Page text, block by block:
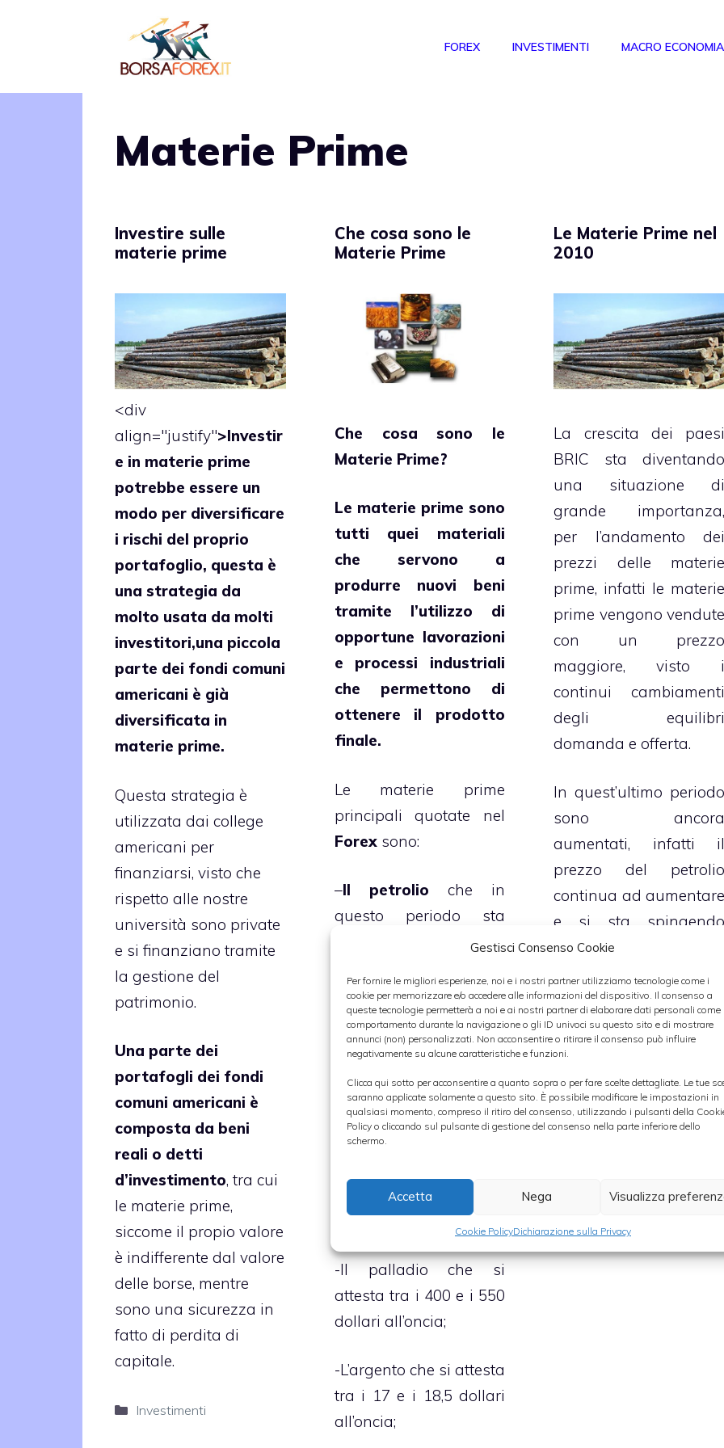
Gestisci Consenso Cookie
Per fornire le migliori esperienze, noi e i nostri partner utilizziamo tecnologie come i
cookie per memorizzare e/o accedere alle informazioni del dispositivo. Il consenso a
queste tecnologie permetterà a noi e ai nostri partner di elaborare dati personali come
comportamento durante la navigazione o gli ID univoci su questo sito e di mostrare
annunci (non) personalizzati. Non acconsentire o ritirare il consenso può influire
negativamente su alcune caratteristiche e funzioni.
Clicca qui sotto per acconsentire a quanto sopra o per fare scelte dettagliate. Le tue
saranno applicate solamente a questo sito. È possibile modificare le impostazioni in
qualsiasi momento, compreso il ritiro del consenso, utilizzando i pulsanti della
Policy o cliccando sul pulsante di gestione del consenso nella parte inferiore dello
schermo.
Accetta Nega Visualizza
Cookie PolicyDichiarazione sulla Privacy
FOREX INVESTIMENTI MACRO ECONOMIA
Materie Prime
Investire sulle
materie prime
<div
align="justify">Investir
e in materie prime
potrebbe essere un
modo per diversificare
i rischi del proprio
portafoglio, questa è
una strategia da
molto usata da molti
investitori,una piccola
parte dei fondi comuni
americani è già
diversificata in
materie prime.
Questa strategia è
utilizzata dai college
americani per
finanziarsi, visto che
rispetto alle nostre
università sono private
e si finanziano tramite
la gestione del
patrimonio.
Una parte dei
portafogli dei fondi
comuni americani è
composta da beni
reali o detti
d’investimento, tra cui
le materie prime,
siccome il propio valore
è indifferente dal valore
delle borse, mentre
sono una sicurezza in
fatto di perdita di
capitale.
Categorie
Investimenti
Che cosa sono le
Materie Prime
Che cosa sono le
Materie Prime?
Le materie primesono
tutti quei materiali
che servono a
produrre nuovi beni
tramite l’utilizzo di
opportune lavorazioni
e processi industriali
che permettono di
ottenere il prodotto
finale.
Le materie prime
principali quotate nel
Forexsono:
–Il petrolio che in
questo periodo sta
facendo oscillando tra i
barile;
-L’oro che sta facendo
1300 dollari all’oncia;
-Il platino che sta
intorno ai 1400 e i 1600
dollari l’oncia;
-Il palladio che si
attesta tra i 400 e i 550
dollari all’oncia;
-L’argento che si attesta
tra i 17 e i 18,5 dollari
all’oncia;
Le Materie Prime nel
2010
La crescita dei paesi
BRIC sta diventando
una situazione di
grande importanza,
per l’andamento dei
prezzi delle materie
prime, infatti le materie
prime vengono vendute
con un prezzo
maggiore, visto i
continui cambiamenti
degli equilibri
domanda e offerta.
In quest’ultimo periodo
sono ancora
aumentati, infatti il
prezzo del petrolio
continua ad aumentare
e si sta spingendo
verso quota 100 dollari
al barile, infatti la
domanda dell’oro nero
verso la fine del 2009
era aumentata
portandosi attorno al
4%.